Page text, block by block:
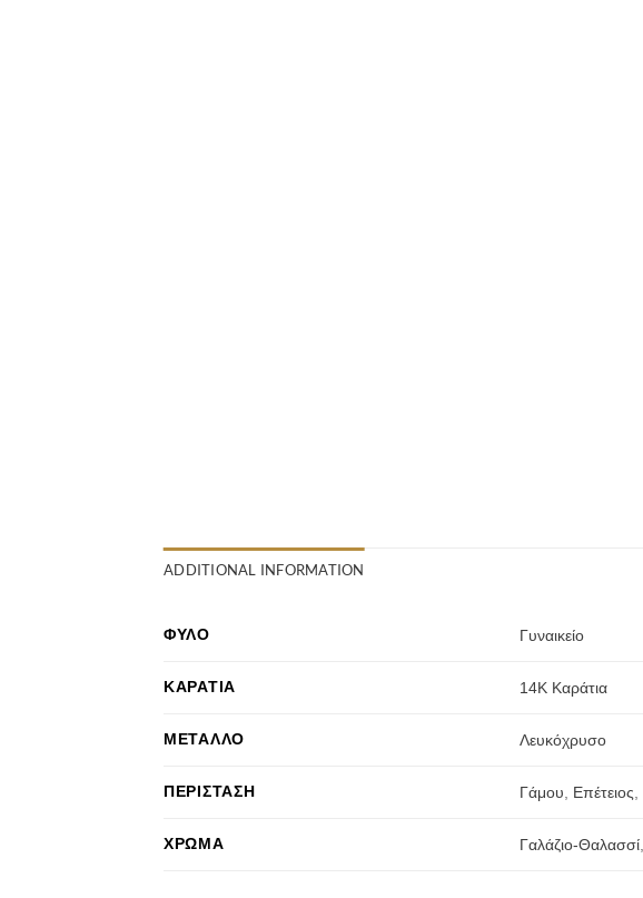
ADDITIONAL INFORMATION
ΦΎΛΟ Γυναικείο
ΚΑΡΆΤΙΑ 14Κ Καράτια
ΜΈΤΑΛΛΟ Λευκόχρυσο
ΠΕΡΊΣΤΑΣΗ Γάμου Επέτειος
ΧΡΏΜΑ Γαλάζιο-Θαλασσί